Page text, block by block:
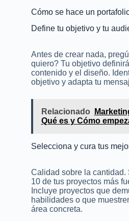
Cómo se hace un
Define tu objetivo y tu
Antes de crear nada,
quiero? Tu objetivo
contenido y el diseño.
objetivo y adapta tu
Relacionado
Qué es y Cómo
Selecciona y cura tus
Calidad sobre la cantidad.
10 de tus proyectos más
Incluye proyectos que
habilidades o que
área concreta.